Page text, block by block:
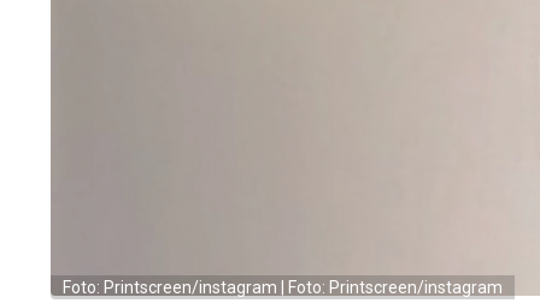
Foto: Printscreen/instagram | Foto: Printscreen/instagram